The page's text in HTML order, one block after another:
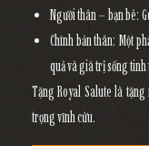
Người thân – bạn bè:
Chính bản thân: Một
quả và giá trị sống tinh
Tặng Royal Salute là tặng
trọng vĩnh cửu.